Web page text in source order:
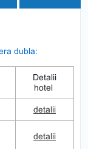
dubla:
Detalii
hotel
detalii
detalii